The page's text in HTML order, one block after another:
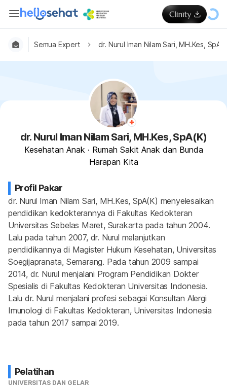
Semua Expert dr. Nurul Iman Nilam Sari, MH.Kes,
dr. Nurul Iman Nilam Sari, MH.Kes, SpA(K)
Kesehatan Anak · Rumah Sakit Anak dan Bunda
Harapan Kita
Profil Pakar
dr. Nurul Iman Nilam Sari, MH.Kes, SpA(K) menyelesaikan
pendidikan kedokterannya di Fakultas Kedokteran
Universitas Sebelas Maret, Surakarta pada tahun 2004.
Lalu pada tahun 2007, dr. Nurul melanjutkan
pendidikannya di Magister Hukum Kesehatan, Universitas
Soegijapranata, Semarang. Pada tahun 2009 sampai
2014, dr. Nurul menjalani Program Pendidikan Dokter
Spesialis di Fakultas Kedokteran Universitas Indonesia.
Lalu dr. Nurul menjalani profesi sebagai Konsultan Alergi
Imunologi di Fakultas Kedokteran, Universitas Indonesia
pada tahun 2017 sampai 2019.
Pelatihan
UNIVERSITAS DAN GELAR